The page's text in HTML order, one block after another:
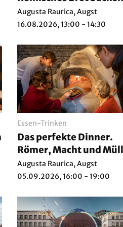
Augusta Raurica, Augst
16.08.2026, 13:00 - 14:30
Essen-Trinken
Das perfekte Dinner.
Römer, Macht und
Römische Esskultur
erleben
Augusta Raurica, Augst
05.09.2026, 16:00 - 19:00